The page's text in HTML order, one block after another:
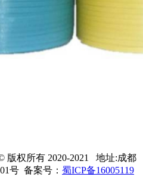
版权所有 2020-2021 地址:成都
号 备案号： 蜀ICP备16005119